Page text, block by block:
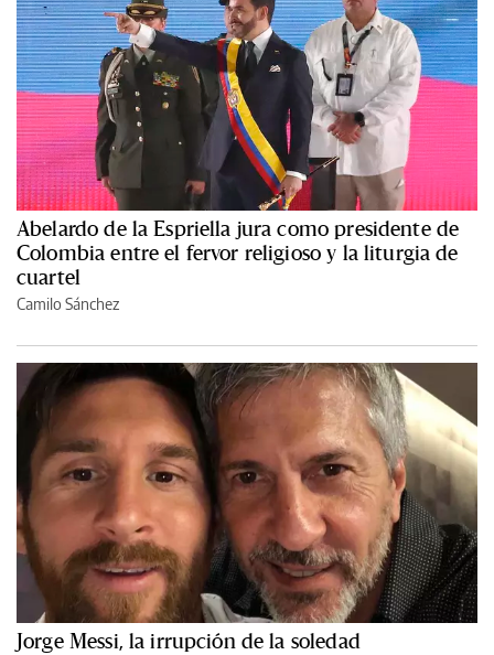
Abelardo de la Espriella jura como presidente de
Colombia entre el fervor religioso y la liturgia de
cuartel
Camilo Sánchez
Jorge Messi, la irrupción de la soledad